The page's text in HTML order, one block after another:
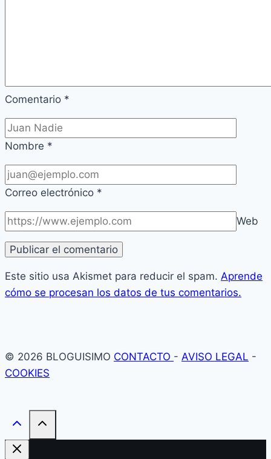
Comentario *
Nombre *
Correo electrónico *
Web
Este sitio usa Akismet para reducir el spam. Aprende
cómo se procesan los datos de tus comentarios.
© 2026 BLOGUISIMO CONTACTO - AVISO LEGAL -
COOKIES